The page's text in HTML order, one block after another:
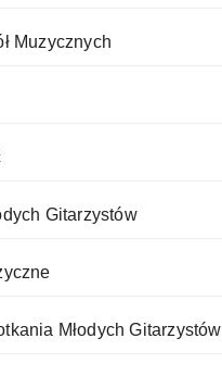
Muzycznych
Gitarzystów
Młodych Gitarzystów